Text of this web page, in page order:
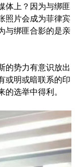
体上？因为与绑匪
照片会成为菲律宾
与绑匪合影的是亲
的势力有意识放出
或明或暗联系的印
选举中得利。